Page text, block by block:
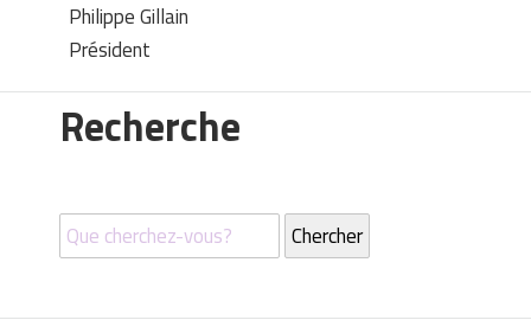
Philippe Gillain
Président
Recherche